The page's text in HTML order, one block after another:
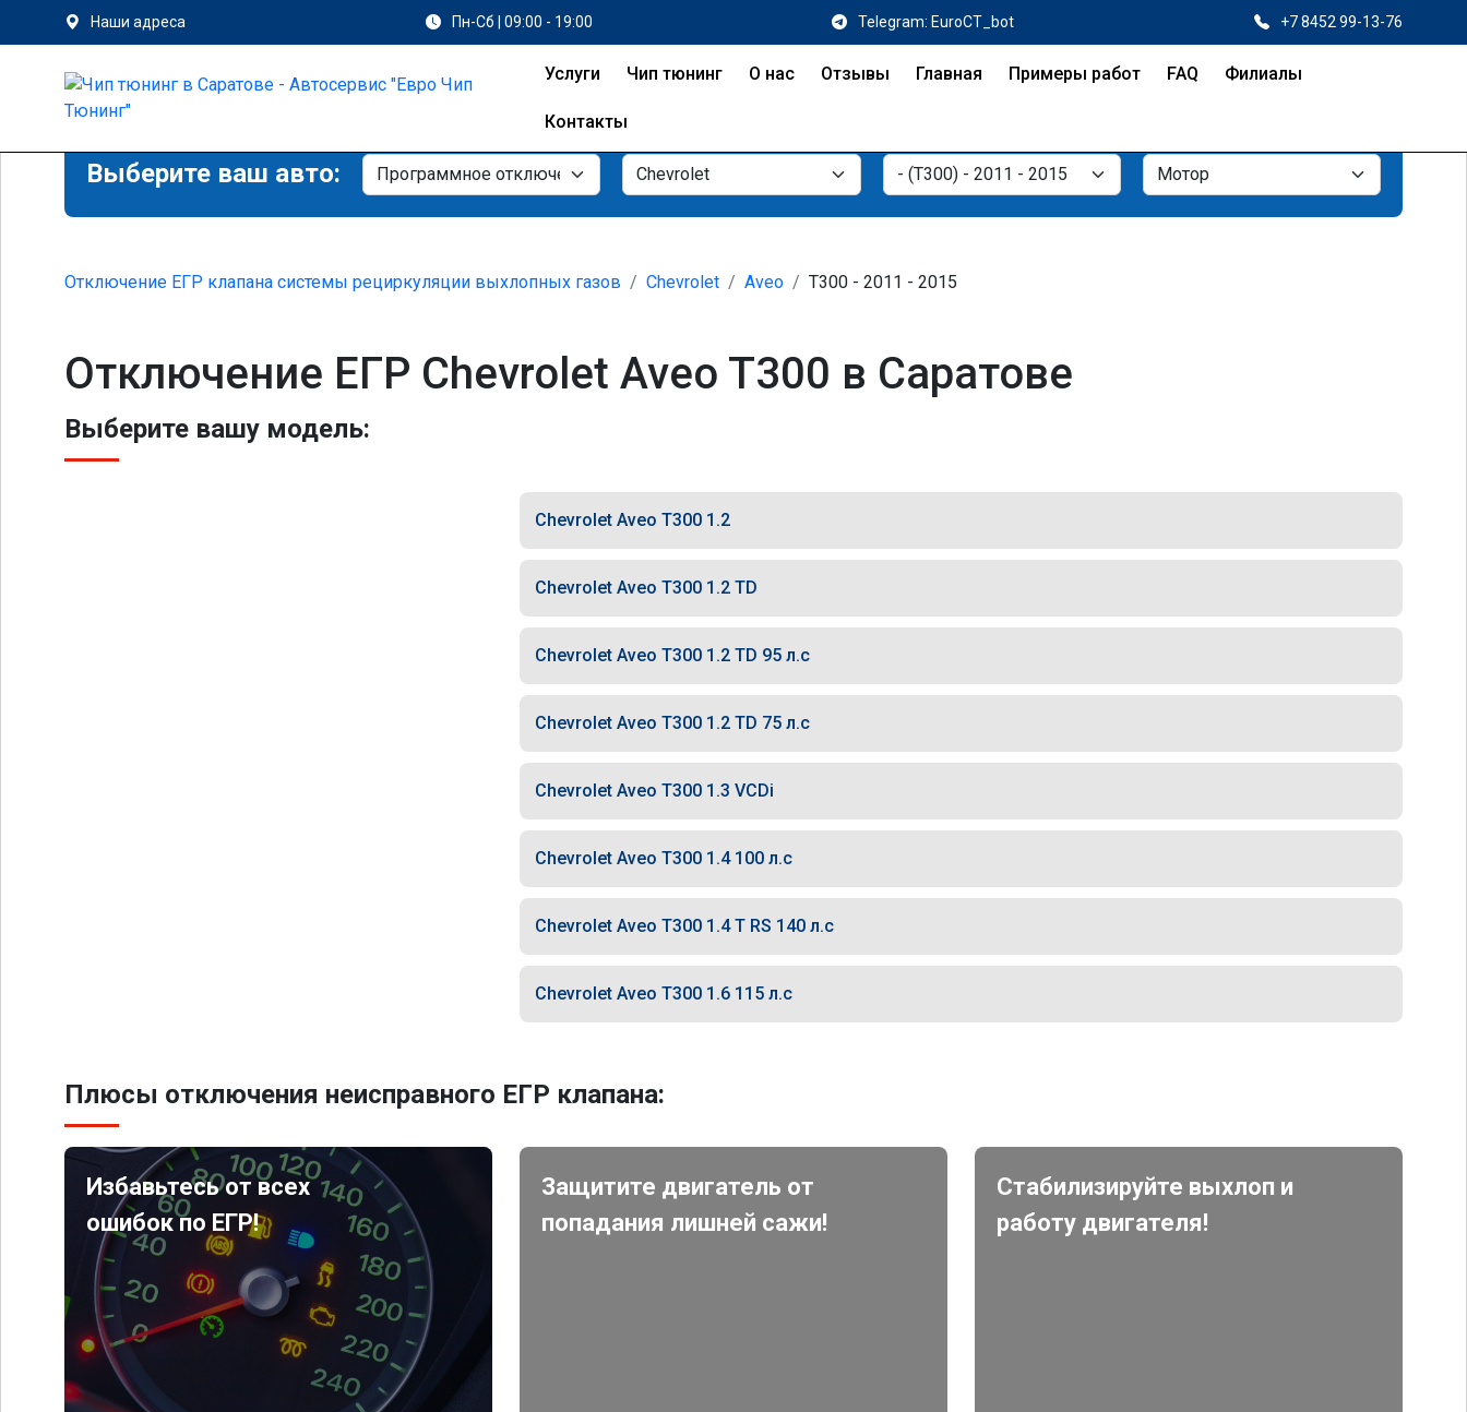
Наши адреса Пн-Сб | 09:00 - 19:00 Telegram: EuroCT_bot +7 8452 99-13-76
Услуги Чип тюнинг О нас Отзывы Главная Примеры работ FAQ Филиалы
Контакты
Выберите ваш авто:
Отключение ЕГР клапана системы рециркуляции выхлопных газов Chevrolet Aveo T300 - 2011 - 2015
Отключение ЕГР Chevrolet Aveo T300 в Саратове
Выберите вашу модель:
Chevrolet Aveo T300 1.2
Chevrolet Aveo T300 1.2 TD
Chevrolet Aveo T300 1.2 TD 95 л.с
Chevrolet Aveo T300 1.2 TD 75 л.с
Chevrolet Aveo T300 1.3 VCDi
Chevrolet Aveo T300 1.4 100 л.с
Chevrolet Aveo T300 1.4 T RS 140 л.с
Chevrolet Aveo T300 1.6 115 л.с
Плюсы отключения неисправного ЕГР клапана:
Избавьтесь от всех
ошибок по ЕГР!
Защитите двигатель от
попадания лишней сажи!
Стабилизируйте выхлоп и
работу двигателя!